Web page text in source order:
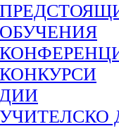
ОБУЧЕНИЯ
КОНКУРСИ
УЧИТЕЛСКО